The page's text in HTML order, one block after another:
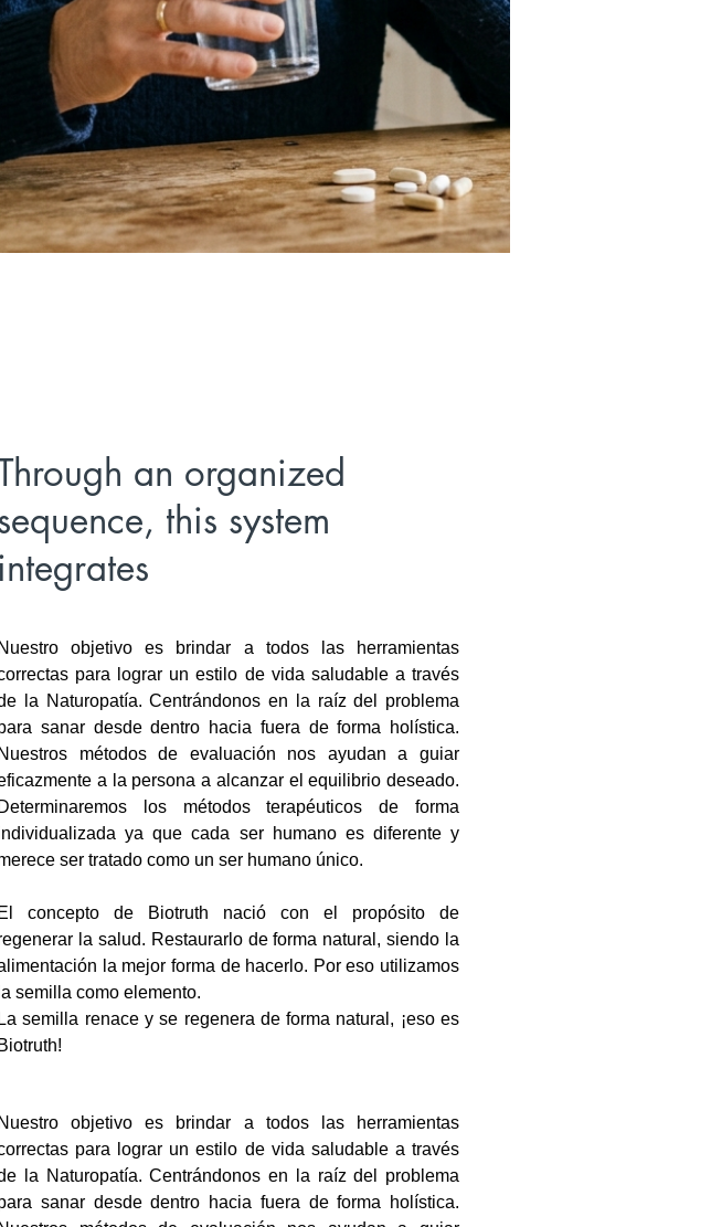
an organized
this system
integrates
Nuestro objetivo es brindar a todos las herramientas
para lograr un estilo de vida saludable a través
la Naturopatía. Centrándonos en la raíz del problema
sanar desde dentro hacia fuera de forma holística.
Nuestros métodos de evaluación nos ayudan a guiar
a la persona a alcanzar el equilibrio deseado.
Determinaremos los métodos terapéuticos de forma
ya que cada ser humano es diferente y
ser tratado como un ser humano único.
El concepto de Biotruth nació con el propósito de
la salud. Restaurarlo de forma natural, siendo la
la mejor forma de hacerlo. Por eso utilizamos
la semilla como elemento.
La semilla renace y se regenera de forma natural, ¡eso es
Biotruth!
Nuestro objetivo es brindar a todos las herramientas
para lograr un estilo de vida saludable a través
la Naturopatía. Centrándonos en la raíz del problema
sanar desde dentro hacia fuera de forma holística.